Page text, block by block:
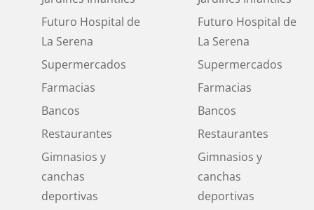
Futuro Hospital de
La Serena
Supermercados
Farmacias
Bancos
Restaurantes
Gimnasios y
canchas
deportivas
Futuro Hospital de
La Serena
Supermercados
Farmacias
Bancos
Restaurantes
Gimnasios y
canchas
deportivas